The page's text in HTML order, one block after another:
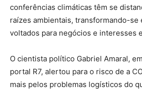
conferências climáticas têm se
raízes ambientais, transformando-se
voltados para negócios e interesses
O cientista político Gabriel Amaral,
portal R7, alertou para o risco de a
mais pelos problemas logísticos do